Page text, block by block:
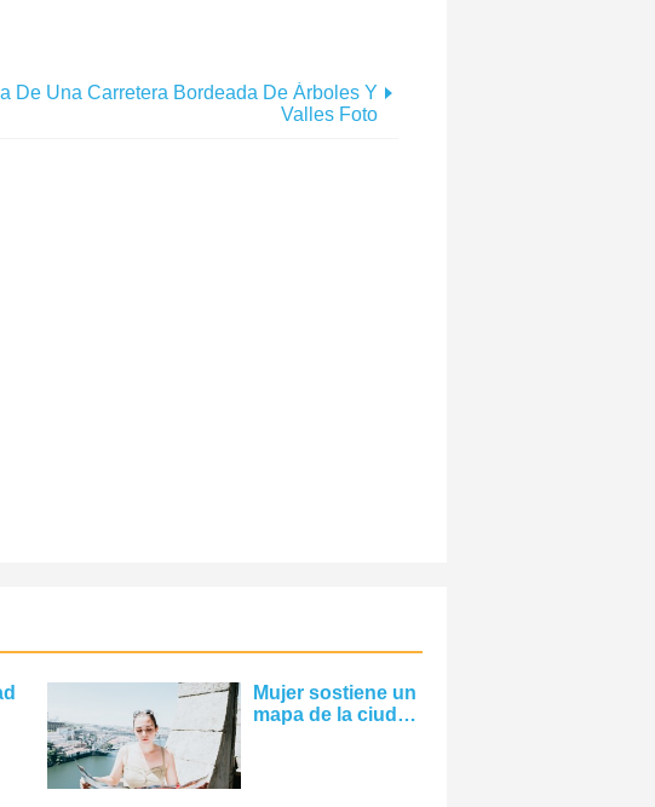
De Una Carretera Bordeada De Árboles Y
Valles Foto
Mujer sostiene un
mapa de la ciudad